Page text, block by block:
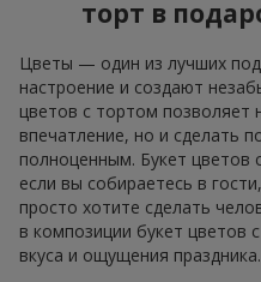
торт в
Цветы — один из лучших
настроение и создают
цветов с тортом позволяет
впечатление, но и сделать
полноценным. Букет
если вы собираетесь в
просто хотите сделать
в композиции букет цветов
вкуса и ощущения праздника.